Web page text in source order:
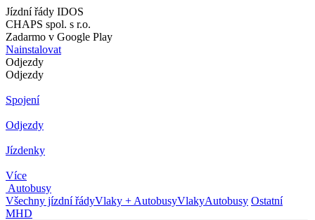
Jízdní řády IDOS
CHAPS spol. s r.o.
Zadarmo v Google Play
Nainstalovat
Odjezdy
Odjezdy
Spojení
Odjezdy
Jízdenky
Více
Autobusy
Všechny jízdní řádyVlaky + AutobusyVlakyAutobusy Ostatní
MHD